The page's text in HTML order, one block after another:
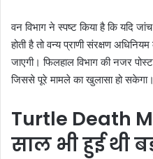
वन विभाग ने स्पष्ट किया है कि यदि जांच
होती है तो वन्य प्राणी संरक्षण
जाएगी। फिलहाल विभाग की नजर
जिससे पूरे मामले का खुलासा हो सकेगा।
Turtle Death
साल भी हुई थी